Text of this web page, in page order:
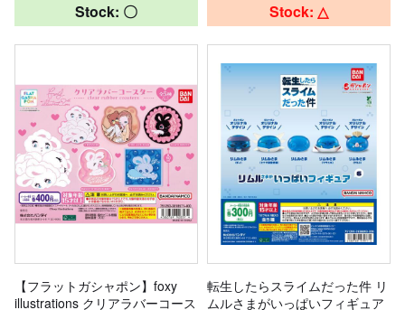
Stock: 〇
【フラットガシャポン】foxy
illustrations クリアラバーコース
Stock: △
転生したらスライムだった件 リ
ムルさまがいっぱいフィギュア